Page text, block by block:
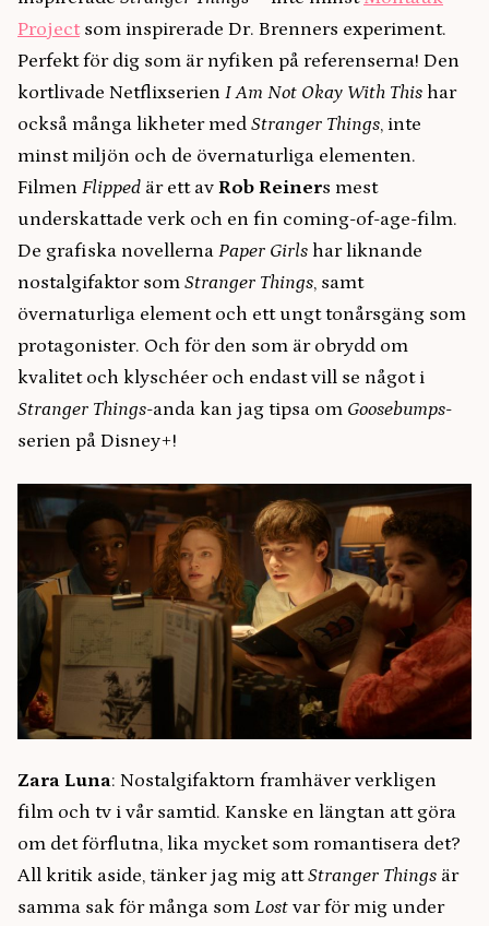
Projectsom inspirerade Dr. Brenners experiment.
Perfekt för dig som är nyfiken på referenserna! Den
kortlivade Netflixserien I Am Not Okay With This har
också många likheter med Stranger Things, inte
minst miljön och de övernaturliga elementen.
Filmen Flipped är ett av Rob Reiners mest
underskattade verk och en fin coming-of-age-film.
De grafiska novellerna Paper Girls har liknande
nostalgifaktor som Stranger Things, samt
övernaturliga element och ett ungt tonårsgäng som
protagonister. Och för den som är obrydd om
kvalitet och klyschéer och endast vill se något i
Stranger Things-anda kan jag tipsa om Goosebumps-
serien på Disney+!
Zara Luna: Nostalgifaktorn framhäver verkligen
film och tv i vår samtid. Kanske en längtan att göra
om det förflutna, lika mycket som romantisera det?
All kritik aside, tänker jag mig attStranger Things är
samma sak för många som Lost var för mig under